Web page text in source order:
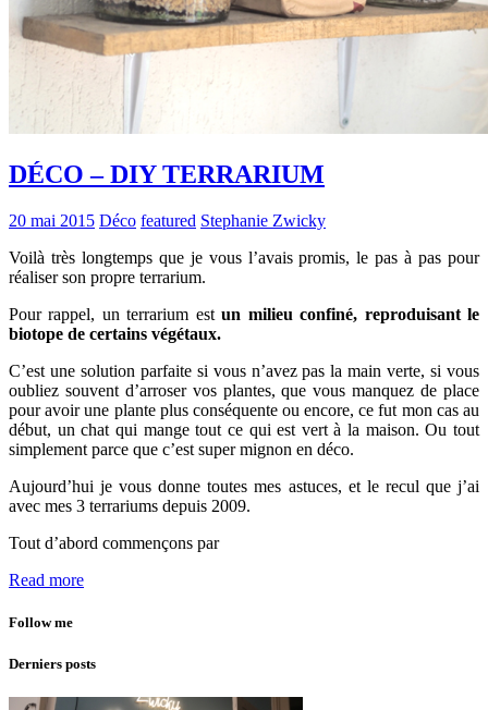
DÉCO – DIY TERRARIUM
20 mai 2015 Déco featured Stephanie Zwicky
Voilà très longtemps que je vous l’avais promis, le pas à pas pour
réaliser son propre terrarium.
Pour rappel, un terrarium estun milieu confiné, reproduisant le
biotope de certains végétaux.
C’est une solution parfaite si vous n’avez pas la main verte, si vous
oubliez souvent d’arroser vos plantes, que vous manquez de place
pour avoir une plante plus conséquente ou encore, ce fut mon cas au
début, un chat qui mange tout ce qui est vert à la maison. Ou tout
simplement parce que c’est super mignon en déco.
Aujourd’hui je vous donne toutes mes astuces, et le recul que j’ai
avec mes 3 terrariums depuis 2009.
Tout d’abord commençons par
Read more
Follow me
Derniers posts